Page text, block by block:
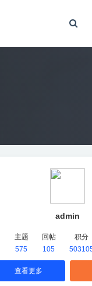
admin
主题
575
回帖
105
积分
查看更多